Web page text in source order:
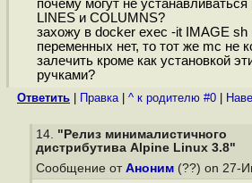
почему могут не
LINES и COLUMNS?
захожу в docker exec -it IMAGE sh
переменных нет, то тот же mc не
залечить кроме как установкой
ручками?
Ответить Правка| ^ к родителю #0
14. "Релиз минималистичного
дистрибутива Alpine Linux 3.8"
Сообщение от Аноним (??) on 27-